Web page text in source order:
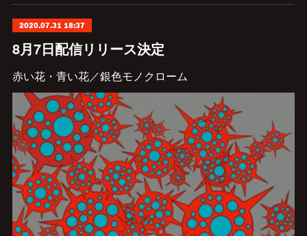
2020.07.31 18:37
8月7日配信リリース決定
赤い花・青い花／銀色モノクローム